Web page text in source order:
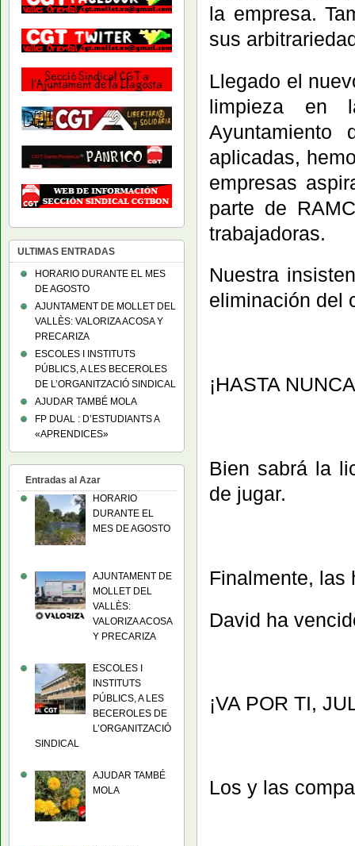
la empresa.
sus
Llegado el
limpieza en
aplicadas,
empresas
parte de
trabajadoras.
Nuestra
eliminación del
¡HASTA
Bien sabrá la
de jugar.
Finalmente, las
David ha
¡VA POR TI,
Los y las
ULTIMAS ENTRADAS
HORARIO DURANTE EL MES
DE AGOSTO
AJUNTAMENT DE MOLLET DEL
VALLÈS: VALORIZA ACOSA Y
PRECARIZA
ESCOLES I INSTITUTS
PÚBLICS, A LES BECEROLES
DE L’ORGANITZACIÓ SINDICAL
AJUDAR TAMBÉ MOLA
FP DUAL : D’ESTUDIANTS A
«APRENDICES»
Entradas al Azar
HORARIO
DURANTE EL
MES DE AGOSTO
AJUNTAMENT DE
MOLLET DEL
VALLÈS:
VALORIZA ACOSA
Y PRECARIZA
ESCOLES I
INSTITUTS
PÚBLICS, A LES
BECEROLES DE
L’ORGANITZACIÓ
SINDICAL
AJUDAR TAMBÉ
MOLA